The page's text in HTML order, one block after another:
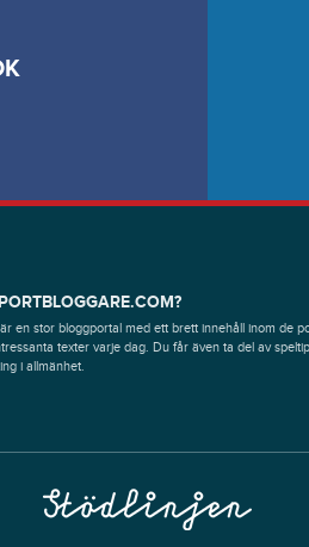
en stor bloggportal med ett brett innehåll inom de
texter varje dag. Du får även ta del av
i allmänhet.